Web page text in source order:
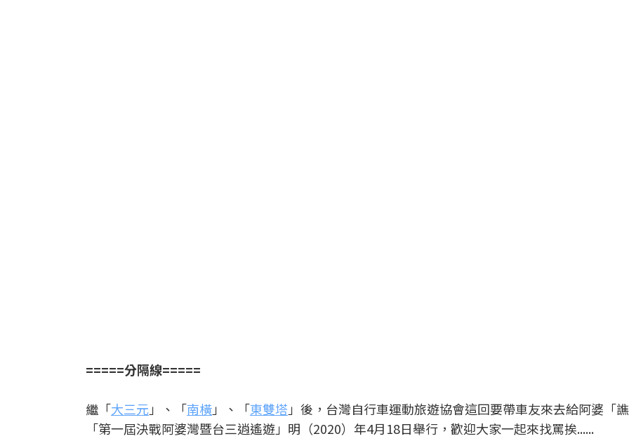
=====分隔線=====
繼「大三元」、「南橫」、「東雙塔 」後，台灣自行車運動旅遊協會這回要帶車友來去給阿婆「
「第一屆決戰阿婆灣暨台三逍遙遊」明（2020）年4月18日舉行，歡迎大家一起來找罵挨......